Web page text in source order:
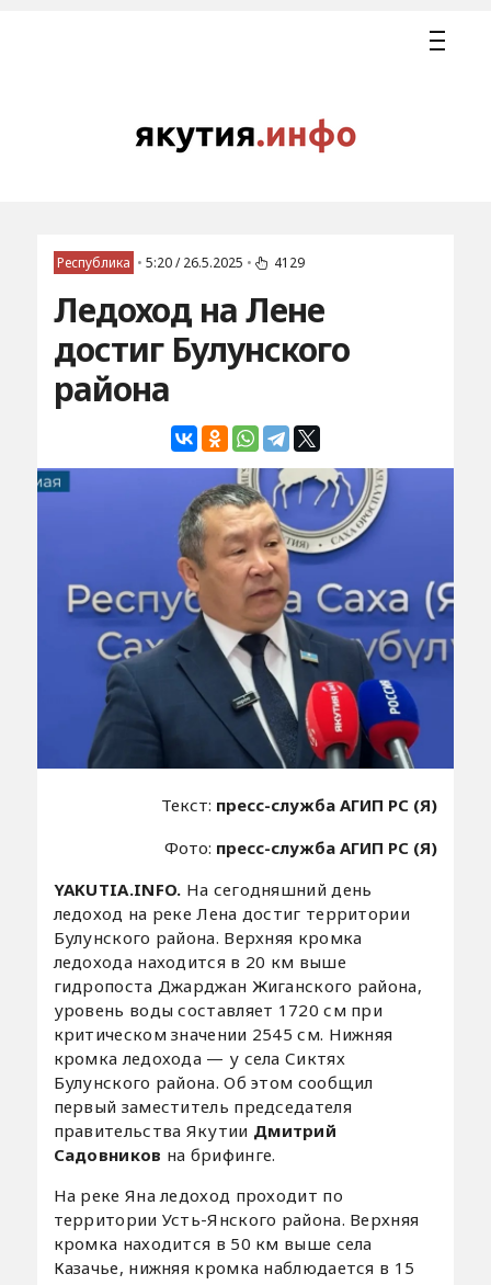
Республика • 5:20 / 26.5.2025 • 4129
Ледоход на Лене
достиг Булунского
района
Текст: пресс-служба АГИП РС (Я)
Фото: пресс-служба АГИП РС (Я)
YAKUTIA.INFO. На сегодняшний день
ледоход на реке Лена достиг территории
Булунского района. Верхняя кромка
ледохода находится в 20 км выше
гидропоста Джарджан Жиганского района,
уровень воды составляет 1720 см при
критическом значении 2545 см. Нижняя
кромка ледохода — у села Сиктях
Булунского района. Об этом сообщил
первый заместитель председателя
правительства Якутии Дмитрий
Садовников на брифинге.
На реке Яна ледоход проходит по
территории Усть-Янского района. Верхняя
кромка находится в 50 км выше села
Казачье, нижняя кромка наблюдается в 15